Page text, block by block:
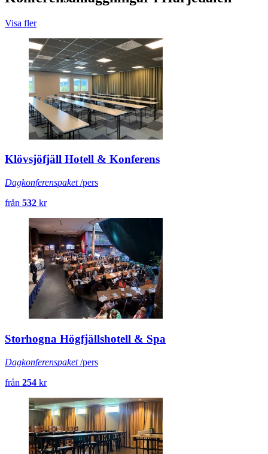
Visa fler
Klövsjöfjäll Hotell & Konferens
Dagkonferenspaket/pers
från 532 kr
Storhogna Högfjällshotell & Spa
Dagkonferenspaket/pers
från 254 kr